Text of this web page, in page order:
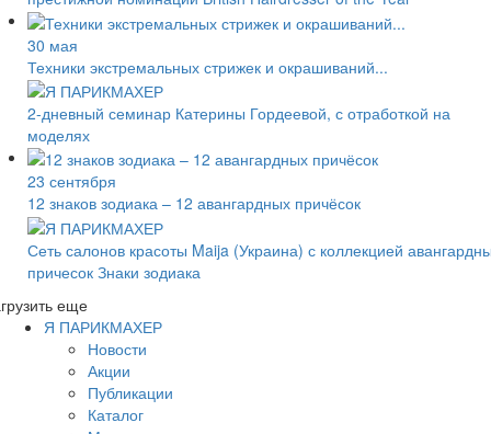
30 мая
Техники экстремальных стрижек и окрашиваний...
2-дневный семинар Катерины Гордеевой, с отработкой на
моделях
23 сентября
12 знаков зодиака – 12 авангардных причёсок
Сеть салонов красоты Maija (Украина) с коллекцией
причесок Знаки зодиака
еще
Я ПАРИКМАХЕР
Новости
Акции
Публикации
Каталог